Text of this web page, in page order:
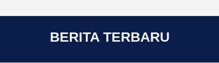
BERITA TERBARU